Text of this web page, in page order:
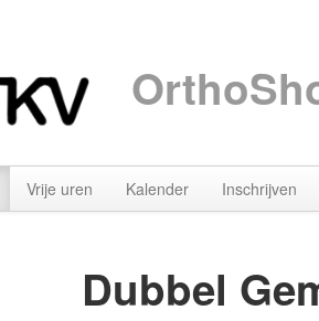
Vrije uren Kalender Inschrijven
Dubbel